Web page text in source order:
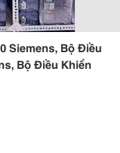
Siemens, Bộ Điều
Bộ Điều Khiển